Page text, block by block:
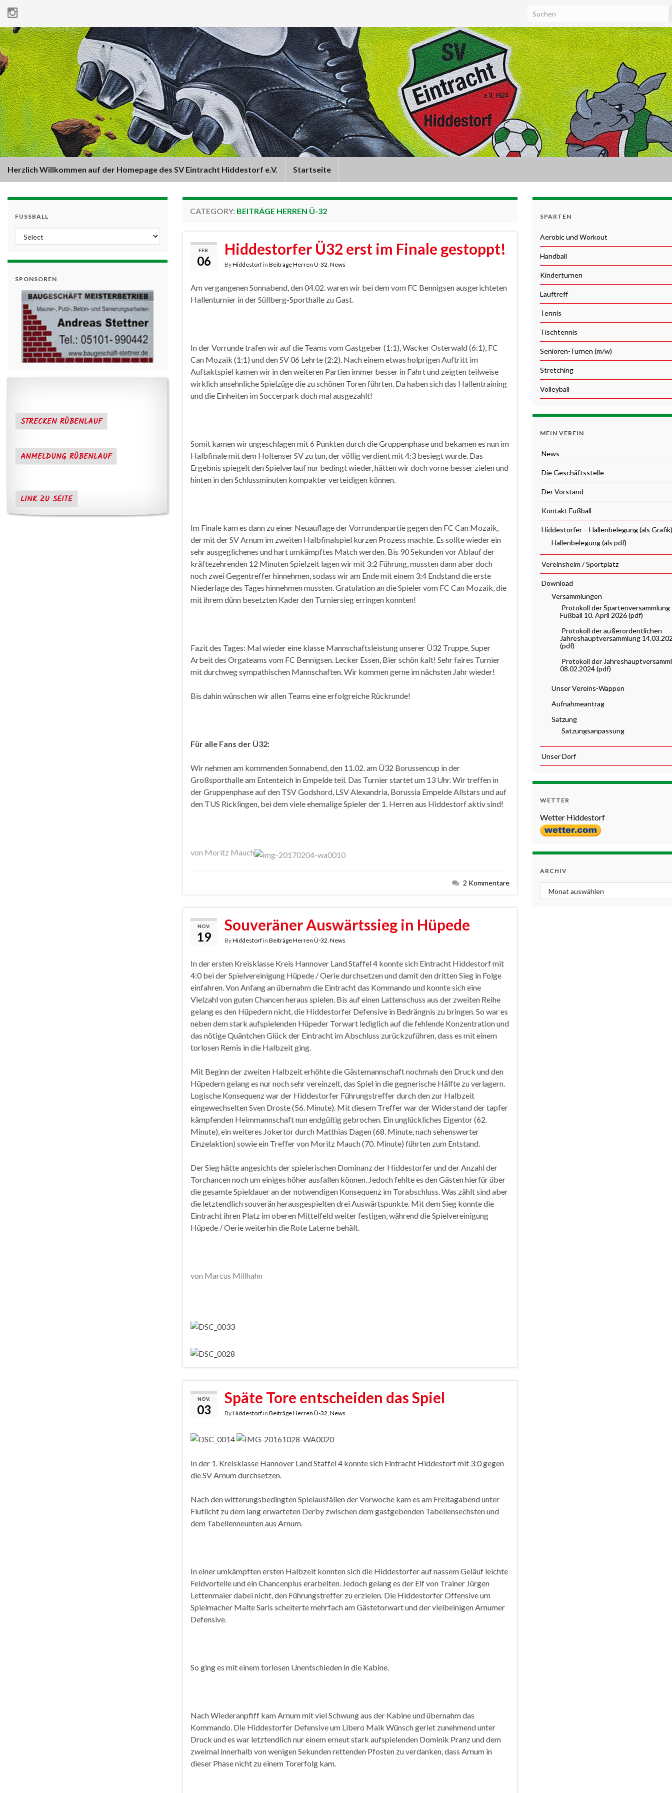
Herzlich Willkommen auf der Homepage des SV Eintracht Hiddestorf e.V. Startseite
FUSSBALL
SPONSOREN
STRECKEN RÜBENLAUF
ANMELDUNG RÜBENLAUF
LINK ZU SEITE
CATEGORY: BEITRÄGE HERREN Ü-32
FEB.
06
Hiddestorfer Ü32 erst im Finale gestoppt!
ByHiddestorfin Beiträge Herren Ü-32, News
Am vergangenen Sonnabend, den 04.02. waren wir bei dem vom FC Bennigsen ausgerichteten
Hallenturnier in der Süllberg-Sporthalle zu Gast.
In der Vorrunde trafen wir auf die Teams vom Gastgeber (1:1), Wacker Osterwald (6:1), FC
Can Mozaik (1:1) und den SV 06 Lehrte (2:2). Nach einem etwas holprigen Auftritt im
Auftaktspiel kamen wir in den weiteren Partien immer besser in Fahrt und zeigten teilweise
wirklich ansehnliche Spielzüge die zu schönen Toren führten. Da haben sich das Hallentraining
und die Einheiten im Soccerpark doch mal ausgezahlt!
Somit kamen wir ungeschlagen mit 6 Punkten durch die Gruppenphase und bekamen es nun im
Halbfinale mit dem Holtenser SV zu tun, der völlig verdient mit 4:3 besiegt wurde. Das
Ergebnis spiegelt den Spielverlauf nur bedingt wieder, hätten wir doch vorne besser zielen und
hinten in den Schlussminuten kompakter verteidigen können.
Im Finale kam es dann zu einer Neuauflage der Vorrundenpartie gegen den FC Can Mozaik,
der mit der SV Arnum im zweiten Halbfinalspiel kurzen Prozess machte. Es sollte wieder ein
sehr ausgeglichenes und hart umkämpftes Match werden. Bis 90 Sekunden vor Ablauf der
kräftezehrenden 12 Minuten Spielzeit lagen wir mit 3:2 Führung, mussten dann aber doch
noch zwei Gegentreffer hinnehmen, sodass wir am Ende mit einem 3:4 Endstand die erste
Niederlage des Tages hinnehmen mussten. Gratulation an die Spieler vom FC Can Mozaik, die
mit ihrem dünn besetzten Kader den Turniersieg erringen konnten!
Fazit des Tages: Mal wieder eine klasse Mannschaftsleistung unserer Ü32 Truppe. Super
Arbeit des Orgateams vom FC Bennigsen. Lecker Essen, Bier schön kalt! Sehr faires Turnier
mit durchweg sympathischen Mannschaften. Wir kommen gerne im nächsten Jahr wieder!
Bis dahin wünschen wir allen Teams eine erfolgreiche Rückrunde!
Für alle Fans der Ü32:
Wir nehmen am kommenden Sonnabend, den 11.02. am Ü32 Borussencup in der
Großsporthalle am Ententeich in Empelde teil. Das Turnier startet um 13 Uhr. Wir treffen in
der Gruppenphase auf den TSV Godshord, LSV Alexandria, Borussia Empelde Allstars und auf
den TUS Ricklingen, bei dem viele ehemalige Spieler der 1. Herren aus Hiddestorf aktiv sind!
von Moritz Mauch
2 Kommentare
NOV.
19
Souveräner Auswärtssieg in Hüpede
ByHiddestorfin Beiträge Herren Ü-32, News
In der ersten Kreisklasse Kreis Hannover Land Staffel 4 konnte sich Eintracht Hiddestorf mit
4:0 bei der Spielvereinigung Hüpede / Oerie durchsetzen und damit den dritten Sieg in Folge
einfahren. Von Anfang an übernahm die Eintracht das Kommando und konnte sich eine
Vielzahl von guten Chancen heraus spielen. Bis auf einen Lattenschuss aus der zweiten Reihe
gelang es den Hüpedern nicht, die Hiddestorfer Defensive in Bedrängnis zu bringen. So war es
neben dem stark aufspielenden Hüpeder Torwart lediglich auf die fehlende Konzentration und
das nötige Quäntchen Glück der Eintracht im Abschluss zurückzuführen, dass es mit einem
torlosen Remis in die Halbzeit ging.
Mit Beginn der zweiten Halbzeit erhöhte die Gästemannschaft nochmals den Druck und den
Hüpedern gelang es nur noch sehr vereinzelt, das Spiel in die gegnerische Hälfte zu verlagern.
Logische Konsequenz war der Hiddestorfer Führungstreffer durch den zur Halbzeit
eingewechselten Sven Droste (56. Minute). Mit diesem Treffer war der Widerstand der tapfer
kämpfenden Heimmannschaft nun endgültig gebrochen. Ein unglückliches Eigentor (62.
Minute), ein weiteres Jokertor durch Matthias Dagen (68. Minute, nach sehenswerter
Einzelaktion) sowie ein Treffer von Moritz Mauch (70. Minute) führten zum Entstand.
Der Sieg hätte angesichts der spielerischen Dominanz der Hiddestorfer und der Anzahl der
Torchancen noch um einiges höher ausfallen können. Jedoch fehlte es den Gästen hierfür über
die gesamte Spieldauer an der notwendigen Konsequenz im Torabschluss. Was zählt sind aber
die letztendlich souverän herausgespielten drei Auswärtspunkte. Mit dem Sieg konnte die
Eintracht ihren Platz im oberen Mittelfeld weiter festigen, während die Spielvereinigung
Hüpede / Oerie weiterhin die Rote Laterne behält.
von Marcus Millhahn
NOV.
03
Späte Tore entscheiden das Spiel
ByHiddestorfin Beiträge Herren Ü-32, News
In der 1. Kreisklasse Hannover Land Staffel 4 konnte sich Eintracht Hiddestorf mit 3:0 gegen
die SV Arnum durchsetzen.
Nach den witterungsbedingten Spielausfällen der Vorwoche kam es am Freitagabend unter
Flutlicht zu dem lang erwarteten Derby zwischen dem gastgebenden Tabellensechsten und
dem Tabellenneunten aus Arnum.
In einer umkämpften ersten Halbzeit konnten sich die Hiddestorfer auf nassem Geläuf leichte
Feldvorteile und ein Chancenplus erarbeiten. Jedoch gelang es der Elf von Trainer Jürgen
Lettenmaier dabei nicht, den Führungstreffer zu erzielen. Die Hiddestorfer Offensive um
Spielmacher Malte Saris scheiterte mehrfach am Gästetorwart und der vielbeinigen Arnumer
Defensive.
So ging es mit einem torlosen Unentschieden in die Kabine.
Nach Wiederanpfiff kam Arnum mit viel Schwung aus der Kabine und übernahm das
Kommando. Die Hiddestorfer Defensive um Libero Maik Wünsch geriet zunehmend unter
Druck und es war letztendlich nur einem erneut stark aufspielenden Dominik Pranz und dem
zweimal innerhalb von wenigen Sekunden rettenden Pfosten zu verdanken, dass Arnum in
dieser Phase nicht zu einem Torerfolg kam.
SPARTEN
Aerobic und Workout
Handball
Kinderturnen
Lauftreff
Tennis
Tischtennis
Senioren-Turnen (m/w)
Stretching
Volleyball
MEIN VEREIN
News
Die Geschäftsstelle
Der Vorstand
Kontakt Fußball
Hiddestorfer – Hallenbelegung (als Grafik)
Hallenbelegung (als pdf)
Vereinsheim / Sportplatz
Download
Versammlungen
Protokoll der Spartenversammlung
Fußball 10. April 2026 (pdf)
Protokoll der außerordentlichen
Jahreshauptversammlung
(pdf)
Protokoll der
08.02.2024 (pdf)
Unser Vereins-Wappen
Aufnahmeantrag
Satzung
Satzungsanpassung
Unser Dorf
WETTER
Wetter Hiddestorf
ARCHIV
Archiv